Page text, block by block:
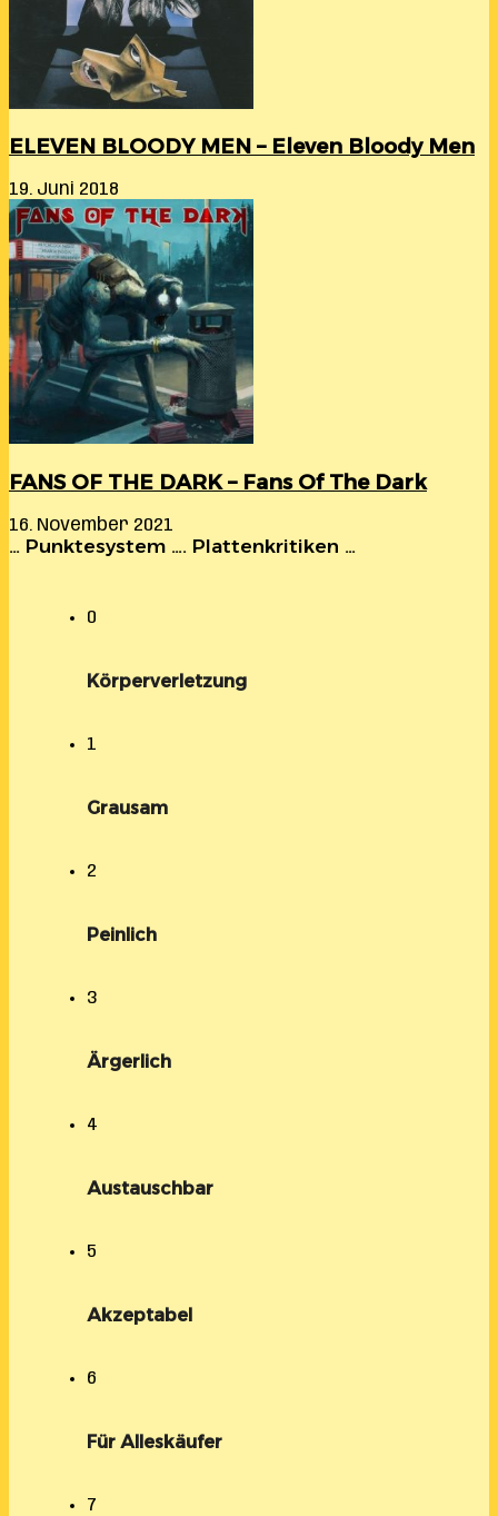
ELEVEN BLOODY MEN – Eleven Bloody Men
19. Juni 2018
FANS OF THE DARK – Fans Of The Dark
16. November 2021
… Punktesystem …. Plattenkritiken …
0
Körperverletzung
1
Grausam
2
Peinlich
3
Ärgerlich
4
Austauschbar
5
Akzeptabel
6
Für Alleskäufer
7